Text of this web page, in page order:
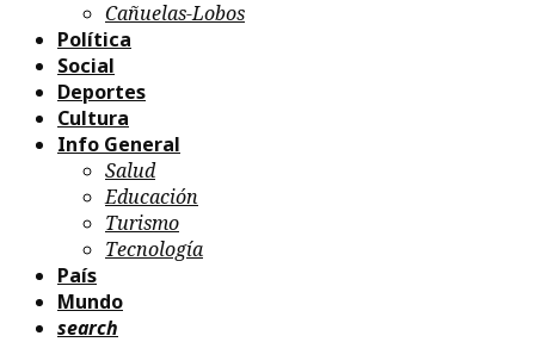
Cañuelas-Lobos
Política
Social
Deportes
Cultura
Info General
Salud
Educación
Turismo
Tecnología
País
Mundo
search